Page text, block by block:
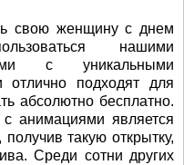
свою женщину с днем
нашими
с уникальными
отлично подходят для
абсолютно бесплатно.
анимациями является
такую открытку,
Среди сотни других